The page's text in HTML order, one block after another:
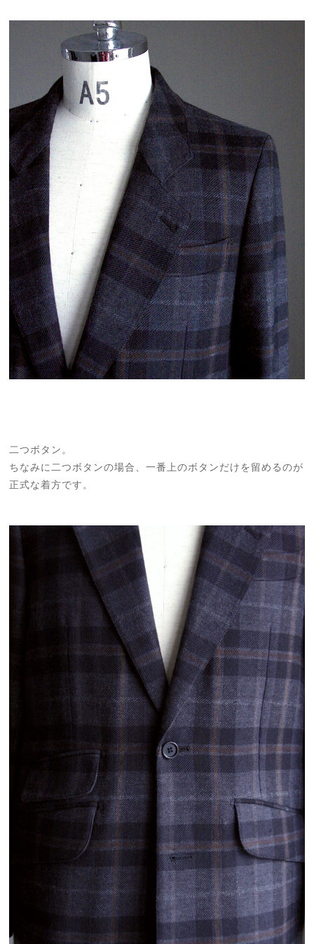
二つボタン。
ちなみに二つボタンの場合、一番上のボタンだけを留めるのが
正式な着方です。